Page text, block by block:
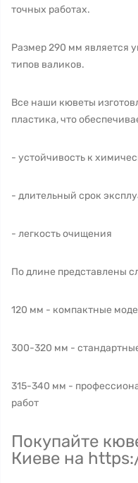
точных работах.
Размер 290 мм является
типов валиков.
Все наши кюветы
пластика, что
- устойчивость к
- длительный срок
- легкость очищения
По длине представлены
120 мм - компактные
300-320 мм -
315-340 мм -
работ
Покупайте
Киеве на